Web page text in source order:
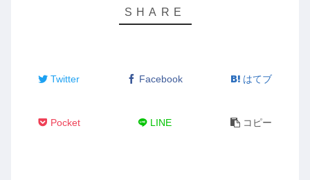
Twitter Facebook はてブ
Pocket LINE コピー